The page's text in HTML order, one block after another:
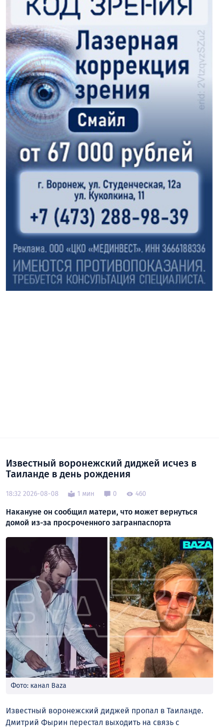
Известный воронежский диджей исчез в
Таиланде в день рождения
18:32 2026-08-08 1 мин 0 460
Накануне он сообщил матери, что может вернуться
домой из-за просроченного загранпаспорта
Фото: канал Baza
Известный воронежский диджей пропал в Таиланде.
Дмитрий Фырин перестал выходить на связь с